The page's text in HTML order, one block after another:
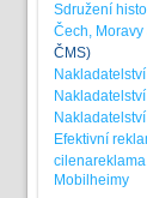
Sdružení
Čech, Moravy
ČMS)
Efektivní
Mobilheimy